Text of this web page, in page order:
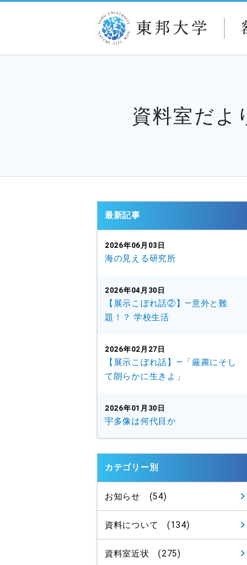
資料室だよ
最新記事
2026年06月03日
海の見える研究所
2026年04月30日
【展示こぼれ話②】—意外と難
題！？ 学校生活
2026年02月27日
【展示こぼれ話】—「厳粛にそし
て朗らかに生きよ」
2026年01月30日
宇多像は何代目か
カテゴリー別
お知らせ (54)
資料について (134)
資料室近状 (275)